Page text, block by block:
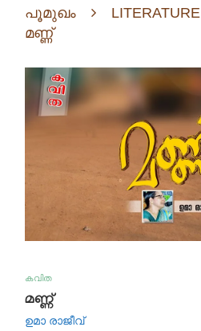
പൂമുഖം LITERATURE
മണ്ണ്
കവിത
മണ്ണ്
ഉമാ രാജീവ്‌